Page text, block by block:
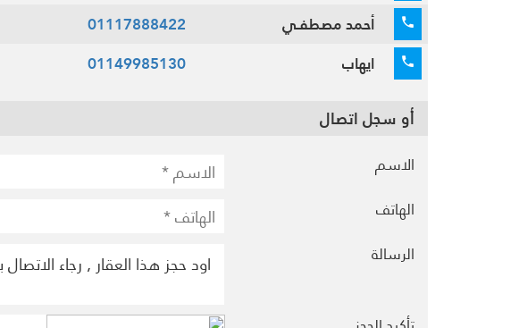
أحمد مصطفـي
01117888422
ايهاب
01149985130
أو سجل اتصال
الاسم
الهاتف
الرسالة